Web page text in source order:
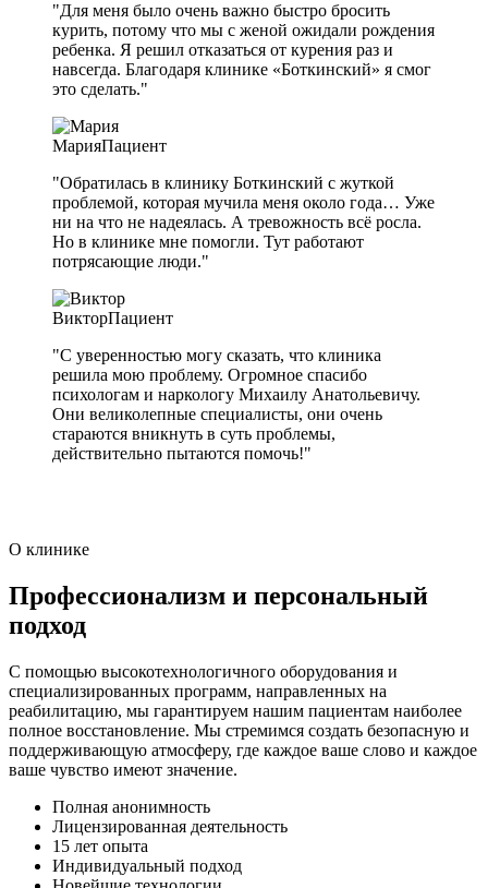
"Для меня было очень важно быстро бросить
курить, потому что мы с женой ожидали рождения
ребенка. Я решил отказаться от курения раз и
навсегда. Благодаря клинике «Боткинский» я смог
это сделать."
МарияПациент
"Обратилась в клинику Боткинский с жуткой
проблемой, которая мучила меня около года… Уже
ни на что не надеялась. А тревожность всё росла.
Но в клинике мне помогли. Тут работают
потрясающие люди."
ВикторПациент
"С уверенностью могу сказать, что клиника
решила мою проблему. Огромное спасибо
психологам и наркологу Михаилу Анатольевичу.
Они великолепные специалисты, они очень
стараются вникнуть в суть проблемы,
действительно пытаются помочь!"
О клинике
Профессионализм и персональный
подход
С помощью высокотехнологичного оборудования и
специализированных программ, направленных на
реабилитацию, мы гарантируем нашим пациентам наиболее
полное восстановление. Мы стремимся создать безопасную и
поддерживающую атмосферу, где каждое ваше слово и каждое
ваше чувство имеют значение.
Полная анонимность
Лицензированная деятельность
15 лет опыта
Индивидуальный подход